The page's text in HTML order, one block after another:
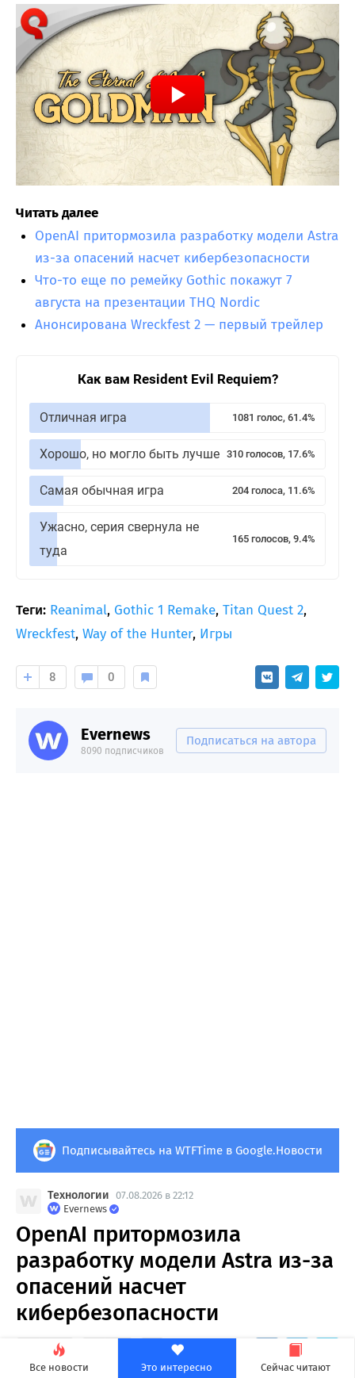
Все новости Это интересно Сейчас читают
Читать далее
OpenAI притормозила разработку модели Astra
из-за опасений насчет кибербезопасности
Что-то еще по ремейку Gothic покажут 7
августа на презентации THQ Nordic
Анонсирована Wreckfest 2 — первый трейлер
Как вам Resident Evil Requiem?
Отличная игра 1081 голос, 61.4%
Хорошо, но могло быть лучше 310 голосов, 17.6%
Самая обычная игра 204 голоса, 11.6%
Ужасно, серия свернула не
туда
165 голосов, 9.4%
Теги: Reanimal, Gothic 1 Remake, Titan Quest 2,
Wreckfest, Way of the Hunter, Игры
8 0
Evernews
8090 подписчиков
Подписаться на автора
Подписывайтесь на WTFTime в Google.Новости
Технологии 07.08.2026 в 22:12
Evernews
OpenAI притормозила
разработку модели Astra из-за
опасений насчет
кибербезопасности
12